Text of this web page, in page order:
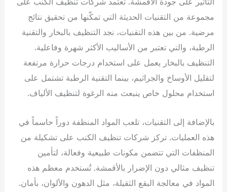
مجموعة من التقنيات الحديثة التي تمكّنها من تحقيق نتائج
مرضية. من بين هذه التقنيات، نجد التنظيف بالبخار والتقنية
الرطبة، والتي تعتبر من الأساليب الأكثر شهرة وفاعلية.
التنظيف بالبخار يعمل على استخدام درجات حرارة مرتفعة
لتقليل الأوساخ والجراثيم، بينما التقنية الرطبة تشتمل على
استخدام محلول خاص ينبعث منه الرغوة لتنظيف الألياف.
بالإضافة إلى التقنيات، تلعب المواد المنظفة دوراً حاسماً في
هذه العمليات. تركز شركات تنظيف الكنب على تشكيلة من
المنظفات التي تتضمن مكونات طبيعية وفعالة، لتأمين
تنظيف مثالي دون الإضرار بالأقمشة. تُستخدم معظم هذه
المواد في معالجة البقع الثقيلة، مثل الدهون والألوان، بأمان.